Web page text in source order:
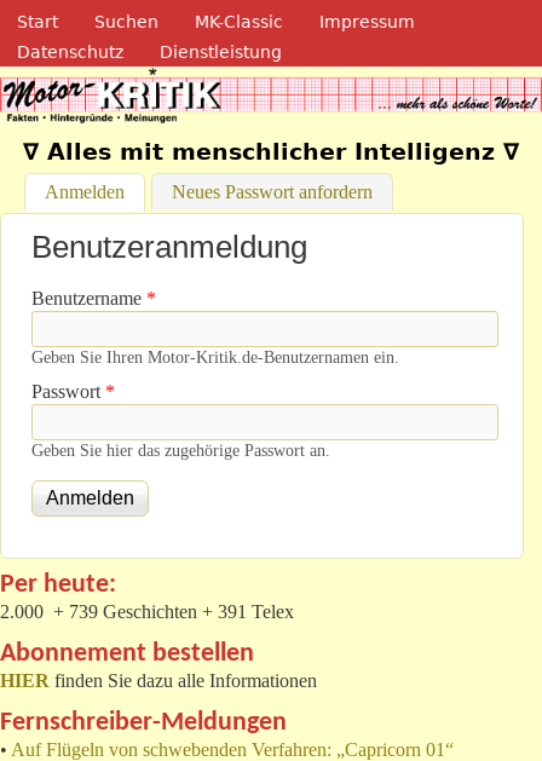
Direkt zum Inhalt
Navigation
Start Suchen MK-Classic
Impressum
Datenschutz
Dienstleistung
Motor-Kritik.de
∇ Alles mit menschlicher Intelligenz ∇
Anmelden (aktiver Reiter)
Neues Passwort anfordern
Benutzeranmeldung
Benutzername *
Geben Sie Ihren Motor-Kritik.de-Benutzernamen ein.
Passwort *
Geben Sie hier das zugehörige Passwort an.
Per heute:
2.000 + 739 Geschichten + 391 Telex
Abonnement bestellen
HIER finden Sie dazu alle Informationen
Fernschreiber-Meldungen
• Auf Flügeln von schwebenden Verfahren: „Capricorn 01“